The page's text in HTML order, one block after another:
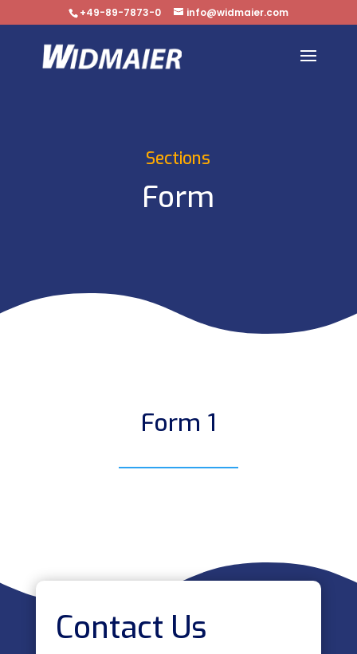
+49-89-7873-0 info@widmaier.com
Sections
Form
Form 1
Contact Us